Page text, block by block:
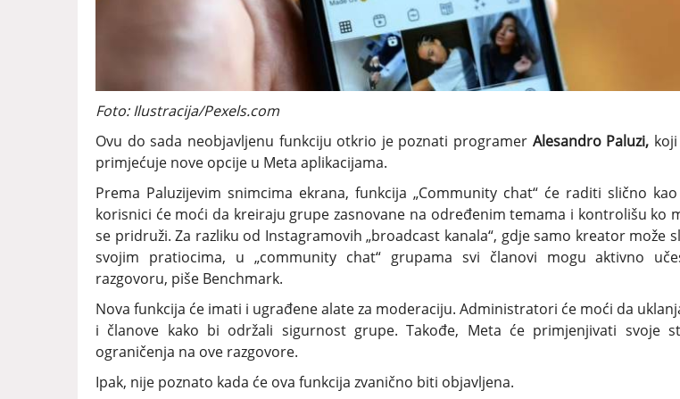
Foto: Ilustracija/Pexels.com
Ovu do sada neobjavljenu funkciju otkrio je poznati programer Alesandro Paluzi,
primjećuje nove opcije u Meta aplikacijama.
Prema Paluzijevim snimcima ekrana, funkcija „Community chat“ će raditi slično
korisnici će moći da kreiraju grupe zasnovane na određenim temama i kontrolišu ko
se pridruži. Za razliku od Instagramovih „broadcast kanala“, gdje samo kreator može
svojim pratiocima, u „community chat“ grupama svi članovi mogu aktivno
razgovoru, piše Benchmark.
Nova funkcija će imati i ugrađene alate za moderaciju. Administratori će moći da
i članove kako bi održali sigurnost grupe. Takođe, Meta će primjenjivati svoje
ograničenja na ove razgovore.
Ipak, nije poznato kada će ova funkcija zvanično biti objavljena.